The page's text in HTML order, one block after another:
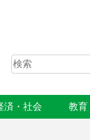
済・社会 教育